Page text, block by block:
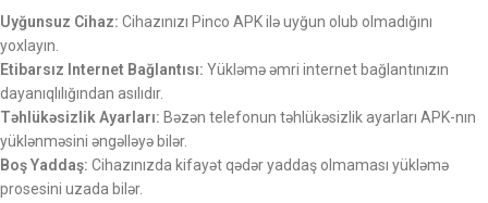
Uyğunsuz Cihaz: Cihazınızı Pinco APK ilə uyğun olub olmadığını
yoxlayın.
Etibarsız Internet Bağlantısı: Yükləmə əmri internet bağlantınızın
dayanıqlılığından asılıdır.
Təhlükəsizlik Ayarları: Bəzən telefonun təhlükəsizlik ayarları APK-nın
yüklənməsini əngəlləyə bilər.
Boş Yaddaş: Cihazınızda kifayət qədər yaddaş olmaması yükləmə
prosesini uzada bilər.